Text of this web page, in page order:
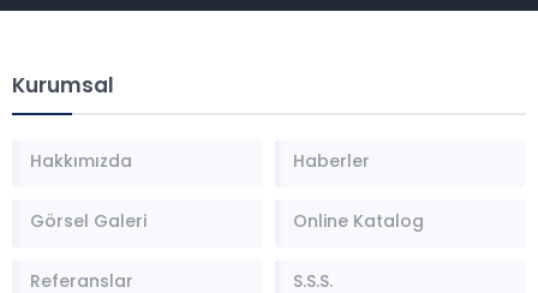
Kurumsal
Hakkımızda Haberler
Görsel Galeri Online Katalog
Referanslar S.S.S.